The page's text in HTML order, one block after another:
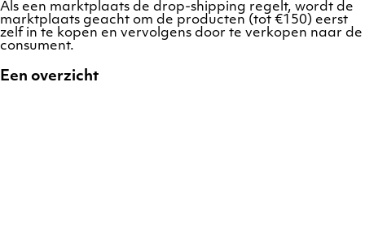
Als een marktplaats de drop-shipping regelt, wordt de
marktplaats geacht om de producten (tot €150) eerst
zelf in te kopen en vervolgens door te verkopen naar de
consument.
Een overzicht